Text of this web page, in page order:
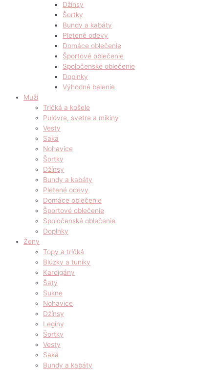
Džínsy
Šortky
Bundy a kabáty
Pletené odevy
Domáce oblečenie
Športové oblečenie
Spoločenské oblečenie
Doplnky
Výhodné balenie
Muži
Tričká a košele
Pulóvre, svetre a mikiny
Vesty
Saká
Nohavice
Šortky
Džínsy
Bundy a kabáty
Pletené odevy
Domáce oblečenie
Športové oblečenie
Spoločenské oblečenie
Doplnky
Ženy
Topy a tričká
Blúzky a tuniky
Kardigány
Šaty
Sukne
Nohavice
Džínsy
Legíny
Šortky
Vesty
Saká
Bundy a kabáty